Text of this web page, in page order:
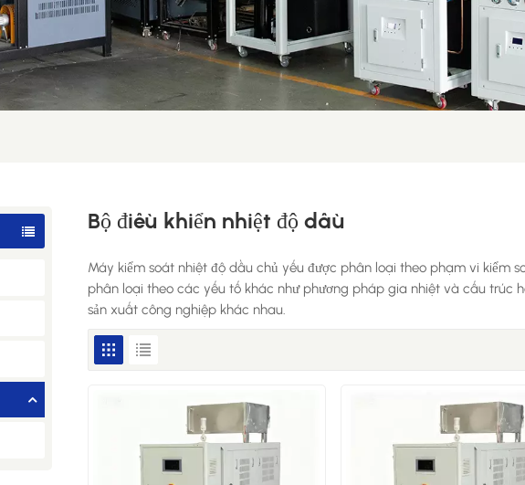
Bộ điều khiển nhiệt độ dầu
Máy kiểm soát nhiệt độ dầu chủ yếu được phân loại theo phạm vi kiểm
phân loại theo các yếu tố khác như phương pháp gia nhiệt và cấu trúc
sản xuất công nghiệp khác nhau.